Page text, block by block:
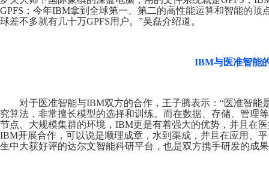
GPFS；今年IBM拿到全球第一、第二的高性能运算和智能的顶
球差不多就有几十万GPFS用户。”吴磊介绍道。
IBM与医准智能
对于医准智能与IBM双方的合作，王子腾表示：“医准智
究算法，非常擅长模型的选择和训练。而在数据、存储、管理
节点、大规模集群的环境，IBM更是有着强大的优势，并且在
IBM开展合作，可以说是顺理成章，水到渠成，并且在应用、
生中大获好评的达尔文智能科研平台，也是双方携手研发的成